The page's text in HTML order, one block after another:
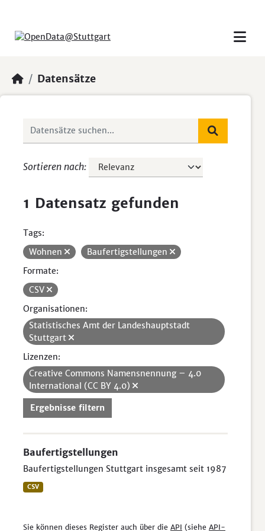
Datensätze
Sortieren nach
1 Datensatz gefunden
Tags:
Wohnen
Baufertigstellungen
Formate:
CSV
Organisationen:
Statistisches Amt der Landeshauptstadt
Stuttgart
Lizenzen:
Creative Commons Namensnennung – 4.0
International (CC BY 4.0)
Ergebnisse filtern
Baufertigstellungen
Baufertigstellungen Stuttgart insgesamt seit 1987
CSV
Sie können dieses Register auch über die API (siehe API-